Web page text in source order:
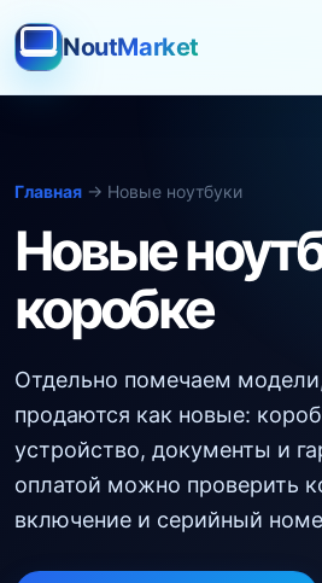
NoutMarket
Главная → Новые ноутбуки
Новые
коробке
Отдельно помечаем
продаются как новые:
устройство, документы и
оплатой можно проверить
включение и серийный